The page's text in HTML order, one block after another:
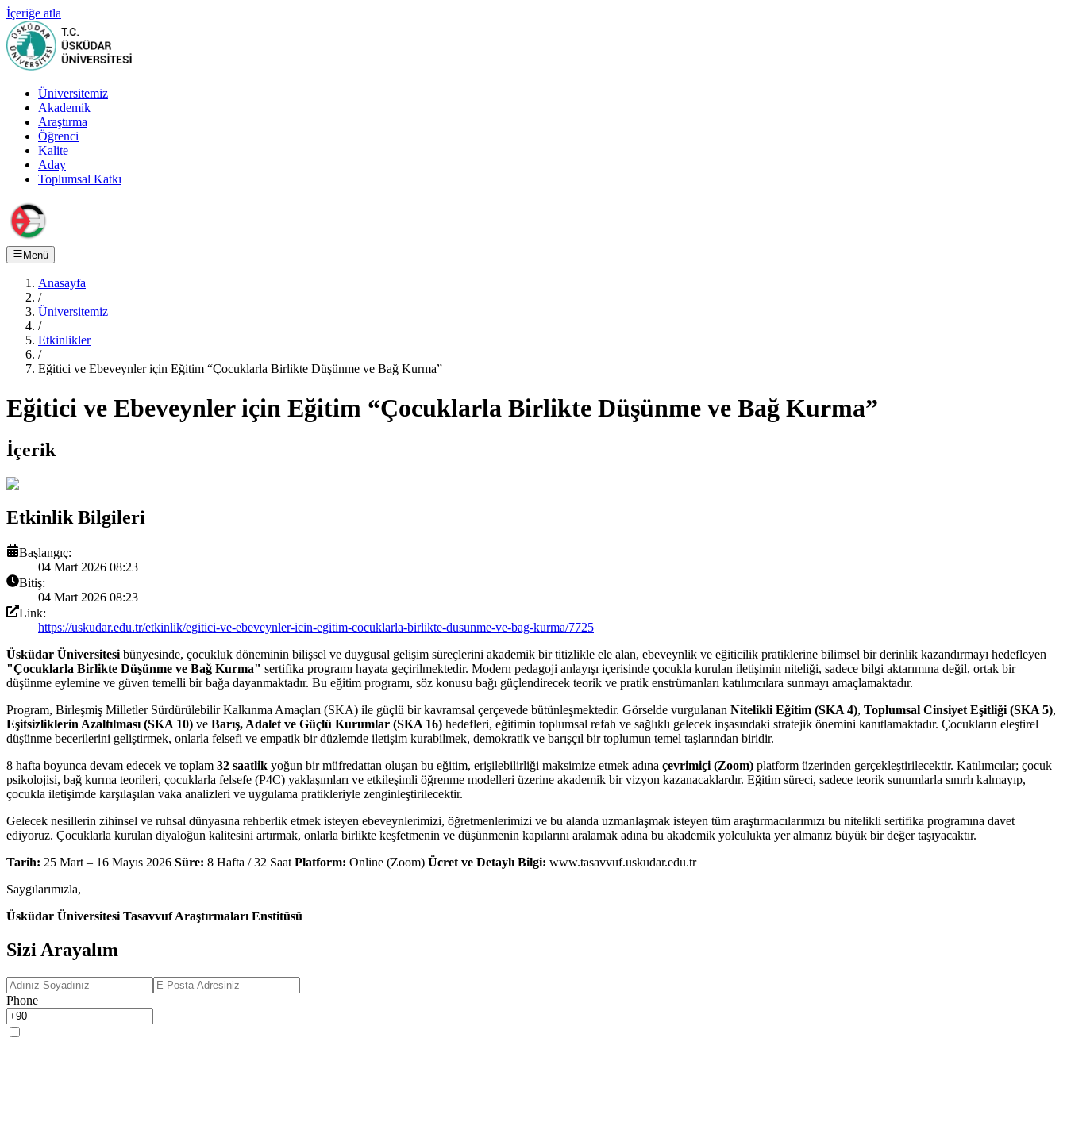
İçeriğe atla
Üniversitemiz
Akademik
Araştırma
Öğrenci
Kalite
Aday
Toplumsal Katkı
Menü
Anasayfa
/
Üniversitemiz
/
Etkinlikler
/
Eğitici ve Ebeveynler için Eğitim “Çocuklarla Birlikte Düşünme ve Bağ Kurma”
Eğitici ve Ebeveynler için Eğitim “Çocuklarla Birlikte Düşünme ve Bağ Kurma”
İçerik
Etkinlik Bilgileri
Başlangıç:
04 Mart 2026 08:23
Bitiş:
04 Mart 2026 08:23
Link:
https://uskudar.edu.tr/etkinlik/egitici-ve-ebeveynler-icin-egitim-cocuklarla-birlikte-dusunme-ve-bag-kurma/7725
Üsküdar Üniversitesi bünyesinde, çocukluk döneminin bilişsel ve duygusal gelişim süreçlerini akademik bir titizlikle ele alan, ebeveynlik ve eğiticilik pratiklerine bilimsel bir derinlik kazandırmayı hedefleyen
"Çocuklarla Birlikte Düşünme ve Bağ Kurma" sertifika programı hayata geçirilmektedir. Modern pedagoji anlayışı içerisinde çocukla kurulan iletişimin niteliği, sadece bilgi aktarımına değil, ortak bir
düşünme eylemine ve güven temelli bir bağa dayanmaktadır. Bu eğitim programı, söz konusu bağı güçlendirecek teorik ve pratik enstrümanları katılımcılara sunmayı amaçlamaktadır.
Program, Birleşmiş Milletler Sürdürülebilir Kalkınma Amaçları (SKA) ile güçlü bir kavramsal çerçevede bütünleşmektedir. Görselde vurgulanan Nitelikli Eğitim (SKA 4), Toplumsal Cinsiyet Eşitliği (SKA 5),
Eşitsizliklerin Azaltılması (SKA 10) ve Barış, Adalet ve Güçlü Kurumlar (SKA 16) hedefleri, eğitimin toplumsal refah ve sağlıklı gelecek inşasındaki stratejik önemini kanıtlamaktadır. Çocukların eleştirel
düşünme becerilerini geliştirmek, onlarla felsefi ve empatik bir düzlemde iletişim kurabilmek, demokratik ve barışçıl bir toplumun temel taşlarından biridir.
8 hafta boyunca devam edecek ve toplam 32 saatlik yoğun bir müfredattan oluşan bu eğitim, erişilebilirliği maksimize etmek adına çevrimiçi (Zoom) platform üzerinden gerçekleştirilecektir. Katılımcılar; çocuk
psikolojisi, bağ kurma teorileri, çocuklarla felsefe (P4C) yaklaşımları ve etkileşimli öğrenme modelleri üzerine akademik bir vizyon kazanacaklardır. Eğitim süreci, sadece teorik sunumlarla sınırlı kalmayıp,
çocukla iletişimde karşılaşılan vaka analizleri ve uygulama pratikleriyle zenginleştirilecektir.
Gelecek nesillerin zihinsel ve ruhsal dünyasına rehberlik etmek isteyen ebeveynlerimizi, öğretmenlerimizi ve bu alanda uzmanlaşmak isteyen tüm araştırmacılarımızı bu nitelikli sertifika programına davet
ediyoruz. Çocuklarla kurulan diyaloğun kalitesini artırmak, onlarla birlikte keşfetmenin ve düşünmenin kapılarını aralamak adına bu akademik yolculukta yer almanız büyük bir değer taşıyacaktır.
Tarih: 25 Mart – 16 Mayıs 2026 Süre: 8 Hafta / 32 Saat Platform: Online (Zoom) Ücret ve Detaylı Bilgi: www.tasavvuf.uskudar.edu.tr
Saygılarımızla,
Üsküdar Üniversitesi Tasavvuf Araştırmaları Enstitüsü
Sizi Arayalım
Phone